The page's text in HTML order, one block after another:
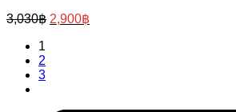
3,030฿ Original
2,900฿
1
2
3